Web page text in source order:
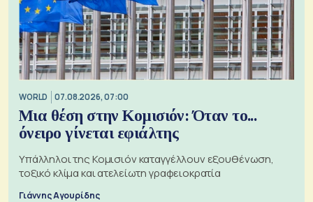
WORLD 07.08.2026, 07:00
Μια θέση στην Κομισιόν: Όταν το...
όνειρο γίνεται εφιάλτης
Υπάλληλοι της Κομισιόν καταγγέλλουν εξουθένωση,
τοξικό κλίμα και ατελείωτη γραφειοκρατία
Γιάννης Αγουρίδης